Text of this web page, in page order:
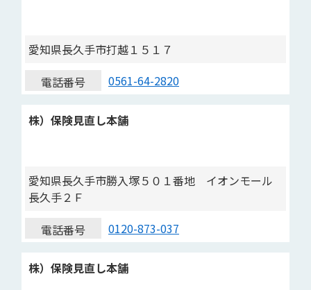
愛知県長久手市打越１５１７
電話番号
0561-64-2820
株）保険見直し本舗
愛知県長久手市勝入塚５０１番地 イオンモール
長久手２Ｆ
電話番号
0120-873-037
株）保険見直し本舗